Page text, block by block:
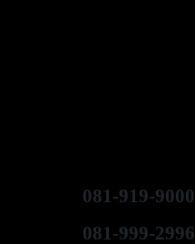
081-919-9000
081-999-2996